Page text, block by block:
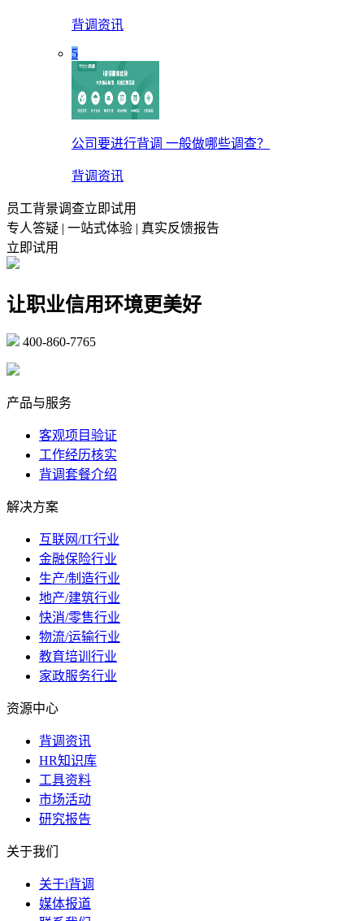
背调资讯
5
公司要进行背调 一般做哪些调查？
背调资讯
员工背景调查立即试用
专人答疑 | 一站式体验 | 真实反馈报告
立即试用
让职业信用环境更美好
400-860-7765
产品与服务
客观项目验证
工作经历核实
背调套餐介绍
解决方案
互联网/IT行业
金融保险行业
生产/制造行业
地产/建筑行业
快消/零售行业
物流/运输行业
教育培训行业
家政服务行业
资源中心
背调资讯
HR知识库
工具资料
市场活动
研究报告
关于我们
关于i背调
媒体报道